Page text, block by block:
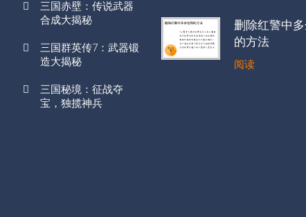
三国赤壁：传说武器
合成大揭秘
三国群英传7：武器锻
造大揭秘
三国秘境：征战夺
宝，独揽神兵
删除红警中
的方法
阅读